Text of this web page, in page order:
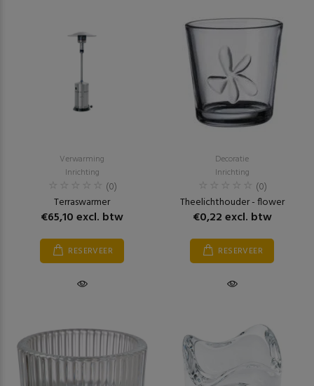
Verwarming
Inrichting
(0)
Terraswarmer
€65,10 excl. btw
RESERVEER
Decoratie
Inrichting
(0)
Theelichthouder - flower
€0,22 excl. btw
RESERVEER